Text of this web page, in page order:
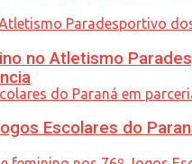
no Atletismo
Escolares do